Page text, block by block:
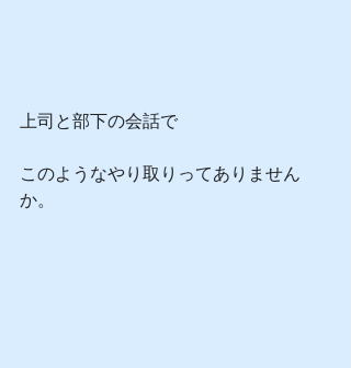
上司と部下の会話で
このようなやり取りってありません
か。